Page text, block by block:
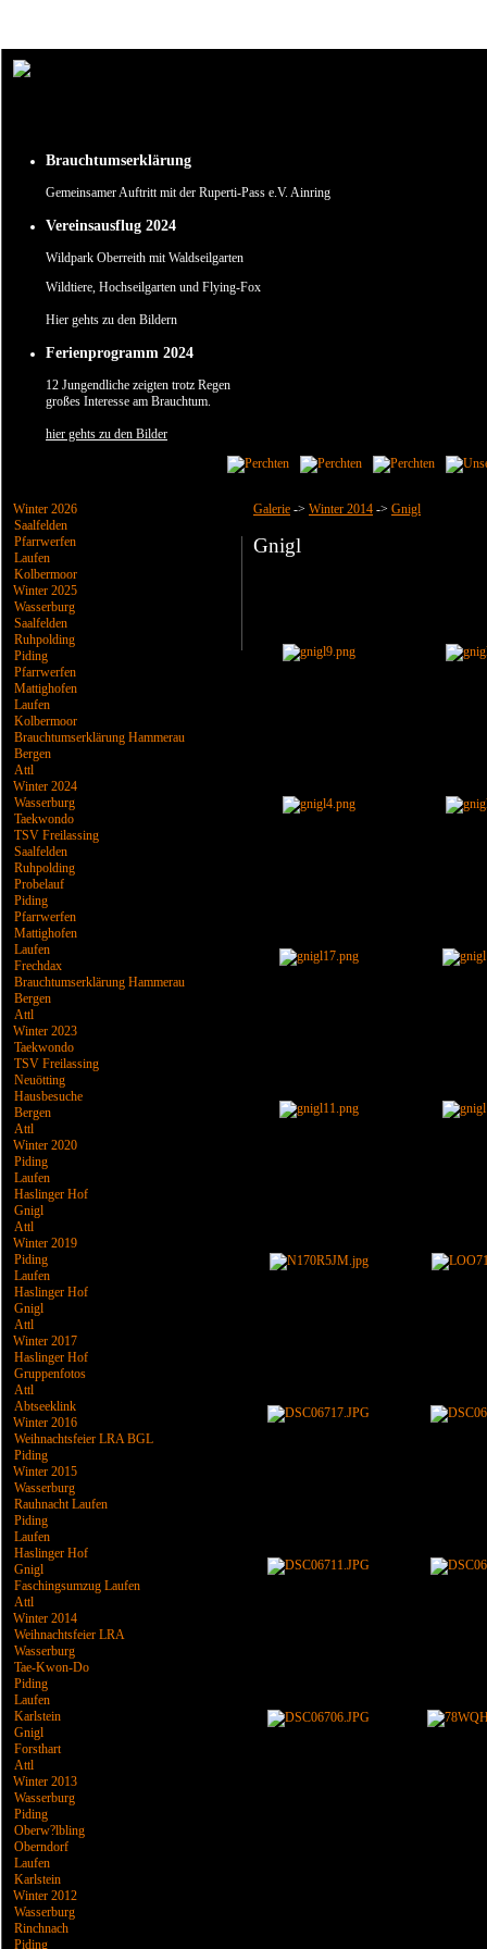
Brauchtumserklärung
Gemeinsamer Auftritt mit der Ruperti-Pass e.V. Ainring
Vereinsausflug 2024
Wildpark Oberreith mit Waldseilgarten
Wildtiere, Hochseilgarten und Flying-Fox
Hier gehts zu den Bildern
Ferienprogramm 2024
12 Jungendliche zeigten trotz Regen
großes Interesse am Brauchtum.
hier gehts zu den Bilder
Winter 2026
Saalfelden
Pfarrwerfen
Laufen
Kolbermoor
Winter 2025
Wasserburg
Saalfelden
Ruhpolding
Piding
Pfarrwerfen
Mattighofen
Laufen
Kolbermoor
Brauchtumserklärung Hammerau
Bergen
Attl
Winter 2024
Wasserburg
Taekwondo
TSV Freilassing
Saalfelden
Ruhpolding
Probelauf
Piding
Pfarrwerfen
Mattighofen
Laufen
Frechdax
Brauchtumserklärung Hammerau
Bergen
Attl
Winter 2023
Taekwondo
TSV Freilassing
Neuötting
Hausbesuche
Bergen
Attl
Winter 2020
Piding
Laufen
Haslinger Hof
Gnigl
Attl
Winter 2019
Piding
Laufen
Haslinger Hof
Gnigl
Attl
Winter 2017
Haslinger Hof
Gruppenfotos
Attl
Abtseeklink
Winter 2016
Weihnachtsfeier LRA BGL
Piding
Winter 2015
Wasserburg
Rauhnacht Laufen
Piding
Laufen
Haslinger Hof
Gnigl
Faschingsumzug Laufen
Attl
Winter 2014
Weihnachtsfeier LRA
Wasserburg
Tae-Kwon-Do
Piding
Laufen
Karlstein
Gnigl
Forsthart
Attl
Winter 2013
Wasserburg
Piding
Oberw?lbling
Oberndorf
Laufen
Karlstein
Winter 2012
Wasserburg
Rinchnach
Piding
Galerie -> Winter 2014 -> Gnigl
Gnigl